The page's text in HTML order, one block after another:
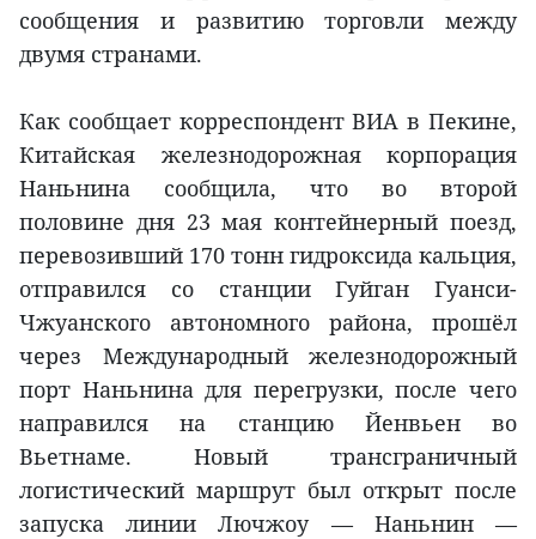
сообщения и развитию торговли между
двумя странами.
Как сообщает корреспондент ВИА в Пекине,
Китайская железнодорожная корпорация
Наньнина сообщила, что во второй
половине дня 23 мая контейнерный поезд,
перевозивший 170 тонн гидроксида кальция,
отправился со станции Гуйган Гуанси-
Чжуанского автономного района, прошёл
через Международный железнодорожный
порт Наньнина для перегрузки, после чего
направился на станцию Йенвьен во
Вьетнаме. Новый трансграничный
логистический маршрут был открыт после
запуска линии Лючжоу — Наньнин —